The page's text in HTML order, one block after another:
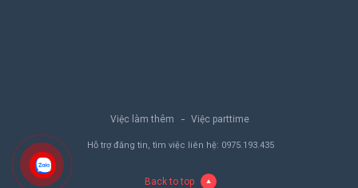
Việc làm thêm Việc parttime
Hỗ trợ đăng tin, tìm việc liên hệ: 0975.193.435
Back to top